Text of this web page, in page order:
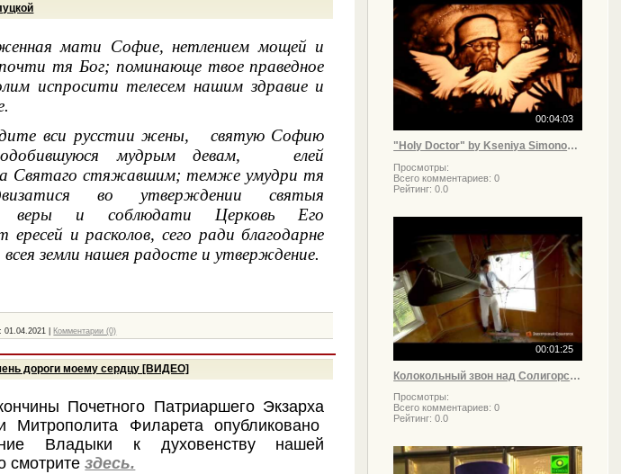
00:04:03
"Holy Doctor" by Kseniya Simonova - "Святой Врач"- фильм Ксении Симоновой (2013)
Просмотры:
Всего комментариев:0
Рейтинг:0.0
00:01:25
Колокольный звон над Солигорском
Просмотры:
Всего комментариев:0
Рейтинг:0.0
мати Софие, нетлением мощей и
почти тя Бог; поминающе твое праведное
испросити телесем нашим здравие и
вси русстии жены, святую Софию
мудрым девам, елей
Святаго стяжавшим; темже умудри тя
во утверждении святыя
веры и соблюдати Церковь Его
ересей и расколов, сего ради благодарне
земли нашея радосте и утверждение.
01.04.2021 Комментарии (0)
дороги моему сердцу [ВИДЕО]
Почетного Патриаршего Экзарха
Митрополита Филарета опубликовано
Владыки к духовенству нашей
смотритездесь.